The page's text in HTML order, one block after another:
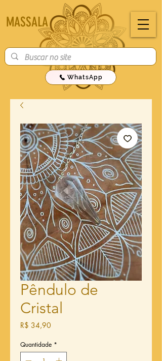
MASSALA
WhatsApp
Pêndulo de
Cristal
R$ 34,90
Quantidade *